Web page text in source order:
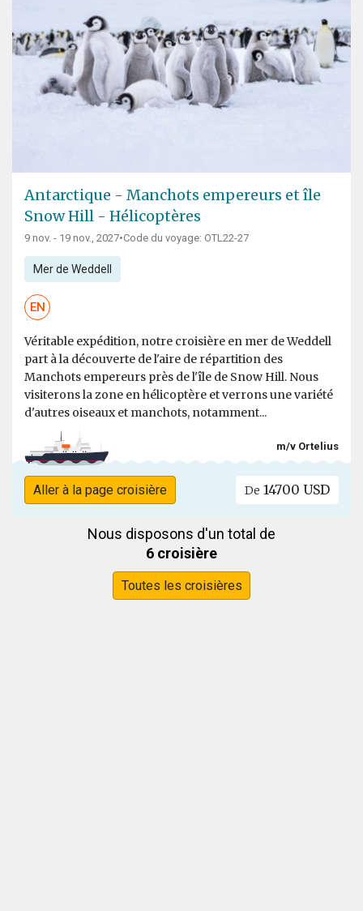
Antarctique - Manchots empereurs et île
Snow Hill - Hélicoptères
9 nov. - 19 nov., 2027•Code du voyage: OTL22-27
Mer de Weddell
EN
Véritable expédition, notre croisière en mer de Weddell
part à la découverte de l'aire de répartition des
Manchots empereurs près de l'île de Snow Hill. Nous
visiterons la zone en hélicoptère et verrons une variété
d'autres oiseaux et manchots, notamment...
m/v Ortelius
Aller à la page croisière De 14700 USD
Nous disposons d'un total de
6 croisière
Toutes les croisières